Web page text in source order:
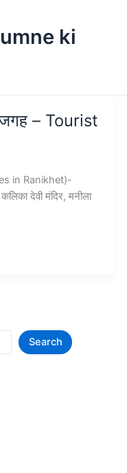
ki
– Tourist
in Ranikhet)-
कलिका देवी मंदिर, मनीला
Search